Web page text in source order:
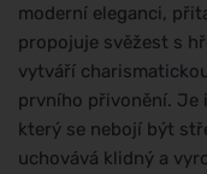
moderní eleganci,
propojuje svěžest s
vytváří
prvního přivonění. Je
který se nebojí být
uchovává klidný a